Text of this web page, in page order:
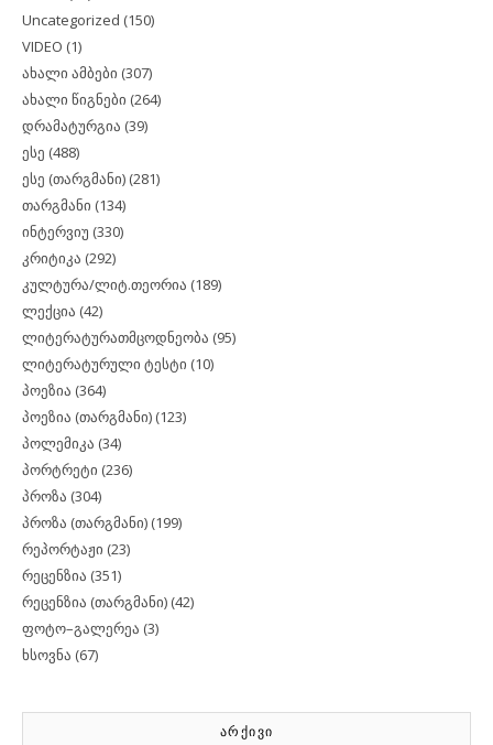
Uncategorized (150)
VIDEO (1)
ახალი ამბები (307)
ახალი წიგნები (264)
დრამატურგია (39)
ესე (488)
ესე (თარგმანი) (281)
თარგმანი (134)
ინტერვიუ (330)
კრიტიკა (292)
კულტურა/ლიტ.თეორია (189)
ლექცია (42)
ლიტერატურათმცოდნეობა (95)
ლიტერატურული ტესტი (10)
პოეზია (364)
პოეზია (თარგმანი) (123)
პოლემიკა (34)
პორტრეტი (236)
პროზა (304)
პროზა (თარგმანი) (199)
რეპორტაჟი (23)
რეცენზია (351)
რეცენზია (თარგმანი) (42)
ფოტო–გალერეა (3)
ხსოვნა (67)
ᲐᲠᲥᲘᲕᲘ